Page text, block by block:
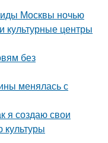
Москвы ночью
культурные центры
без
менялась с
я создаю свои
культуры